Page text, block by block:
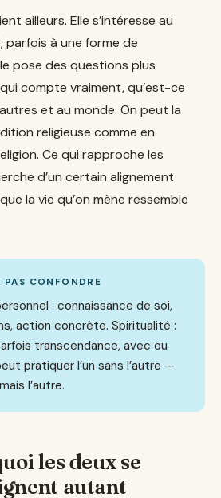
ailleurs. Elle s’intéresse au
parfois à une forme de
pose des questions plus
compte vraiment, qu’est-ce
et au monde. On peut la
religieuse comme en
Ce qui rapproche les
d’un certain alignement
la vie qu’on mène ressemble
PAS CONFONDRE
: connaissance de soi,
action concrète. Spiritualité :
transcendance, avec ou
pratiquer l’un sans l’autre —
l’autre.
les deux se
autant